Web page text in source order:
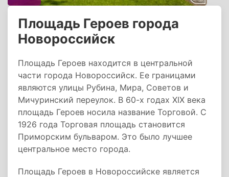
Площадь Героев города
Новороссийск
Площадь Героев находится в центральной
части города Новороссийск. Ее границами
являются улицы Рубина, Мира, Советов и
Мичуринский переулок. В 60-х годах XIX века
площадь Героев носила название Торговой. С
1926 года Торговая площадь становится
Приморским бульваром. Это было лучшее
центральное место города.
Площадь Героев в Новороссийске является